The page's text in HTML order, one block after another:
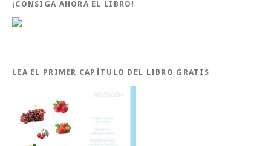
¡CONSIGA AHORA EL LIBRO!
LEA EL PRIMER CAPÍTULO DEL LIBRO GRATIS